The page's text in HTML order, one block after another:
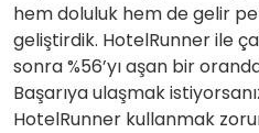
hem doluluk hem de gelir
geliştirdik. HotelRunner ile
sonra %56’yı aşan bir
Başarıya ulaşmak
HotelRunner kullanmak